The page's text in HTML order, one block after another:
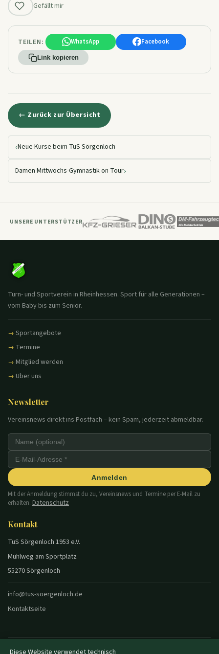
Gefällt mir
TEILEN: WhatsApp Facebook
Link kopieren
← Zurück zur Übersicht
‹Neue Kurse beim TuS Sörgenloch
Damen Mittwochs-Gymnastik on Tour›
UNSERE UNTERSTÜTZER
Turn- und Sportverein in Rheinhessen. Sport für alle Generationen –
vom Baby bis zum Senior.
Sportangebote
Termine
Mitglied werden
Über uns
Newsletter
Vereinsnews direkt ins Postfach – kein Spam, jederzeit abmeldbar.
Anmelden
Mit der Anmeldung stimmst du zu, Vereinsnews und Termine per E-Mail zu
erhalten. Datenschutz
Kontakt
TuS Sörgenloch 1953 e.V.
Mühlweg am Sportplatz
55270 Sörgenloch
info@tus-soergenloch.de
Kontaktseite
Diese Website verwendet technisch